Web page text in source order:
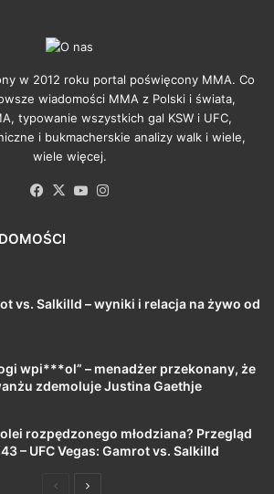
w 2012 roku portal poświęcony MMA. Co
wiadomości MMA z Polski i świata,
typowanie wszystkich gal KSW i UFC,
i bukmacherskie analizy walk i wiele,
wiele więcej.
Facebook
X YouTube
vs. Salkilld – wyniki i relacja na żywo od
wpi***ol” – menadżer przekonany, że
zdemoluje Justina Gaethje
rozpędzonego młodziana? Przegląd
– UFC Vegas: Gamrot vs. Salkilld
PoprzedniaNastępna